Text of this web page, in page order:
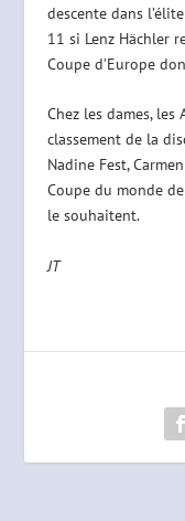
descente dans
11 si Lenz Hächler
Coupe d’Europe
Chez les dames,
classement de la
Nadine Fest,
Coupe du monde
le souhaitent.
JT